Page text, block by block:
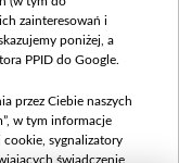
zainteresowań i
poniżej, a
PPID do Google.
przez Ciebie naszych
w tym informacje
sygnalizatory
świadczenie